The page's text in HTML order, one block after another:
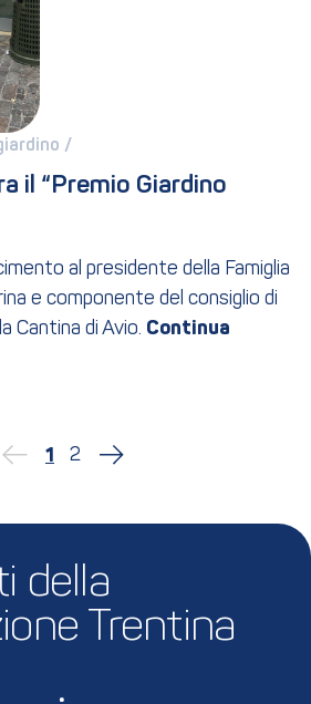
/
il “Premio Giardino
al presidente della Famiglia
e componente del consiglio di
Cantina di Avio.
1 2
della
Trentina